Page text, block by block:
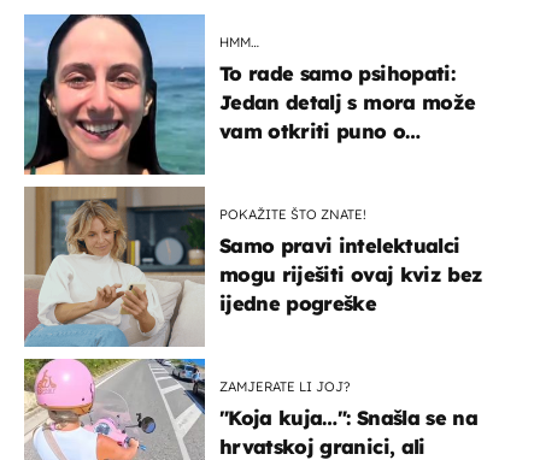
HMM…
To rade samo psihopati:
Jedan detalj s mora može
vam otkriti puno o
POKAŽITE ŠTO ZNATE!
Samo pravi intelektualci
mogu riješiti ovaj kviz bez
ijedne pogreške
ZAMJERATE LI JOJ?
"Koja kuja…": Snašla se na
hrvatskoj granici, ali